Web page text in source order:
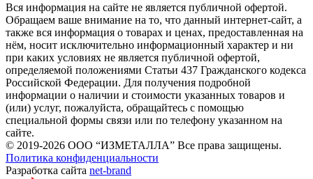
Вся информация на сайте не является публичной офертой.
Обращаем ваше внимание на то, что данный интернет-сайт, а
также вся информация о товарах и ценах, предоставленная на
нём, носит исключительно информационный характер и ни
при каких условиях не является публичной офертой,
определяемой положениями Статьи 437 Гражданского кодекса
Российской Федерации. Для получения подробной
информации о наличии и стоимости указанных товаров и
(или) услуг, пожалуйста, обращайтесь с помощью
специальной формы связи или по телефону указанном на
сайте.
© 2019-2026 ООО “ИЗМЕТАЛЛА” Все права защищены.
Политика конфиденциальности
Разработка сайта net-brand